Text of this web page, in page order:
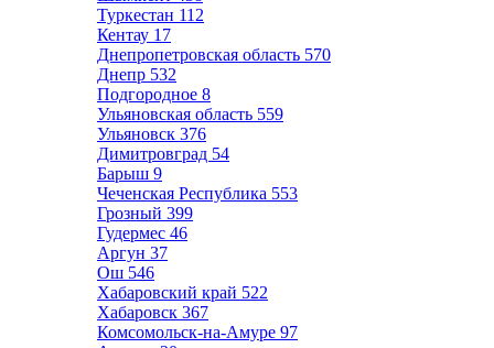
Туркестан 112
Кентау 17
Днепропетровская область 570
Днепр 532
Подгородное 8
Ульяновская область 559
Ульяновск 376
Димитровград 54
Барыш 9
Чеченская Республика 553
Грозный 399
Гудермес 46
Аргун 37
Ош 546
Хабаровский край 522
Хабаровск 367
Комсомольск-на-Амуре 97